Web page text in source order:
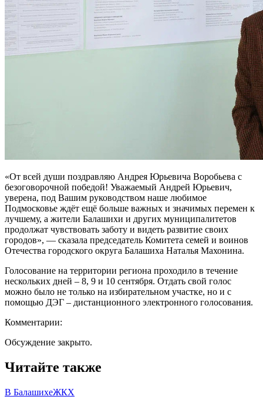
«От всей души поздравляю Андрея Юрьевича Воробьева с
безоговорочной победой! Уважаемый Андрей Юрьевич,
уверена, под Вашим руководством наше любимое
Подмосковье ждёт ещё больше важных и значимых перемен к
лучшему, а жители Балашихи и других муниципалитетов
продолжат чувствовать заботу и видеть развитие своих
городов», — сказала председатель Комитета семей и воинов
Отечества городского округа Балашиха Наталья Махонина.
Голосование на территории региона проходило в течение
нескольких дней – 8, 9 и 10 сентября. Отдать свой голос
можно было не только на избирательном участке, но и с
помощью ДЭГ – дистанционного электронного голосования.
Комментарии:
Обсуждение закрыто.
Читайте также
В БалашихеЖКХ